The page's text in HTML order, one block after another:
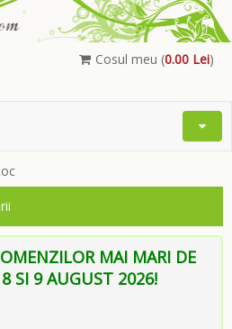
Cosul meu (0.00 Lei)
Open
MAI MARI DE
SI 9 AUGUST 2026!